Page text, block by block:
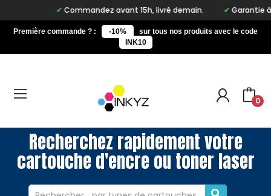
Commandez avant 15h, livré demain. Garantie à
Première commande ? : -10%
sur tous nos produits avec le code
INK10
0
Recherchez rapidement votre
cartouche d'encre ou toner laser